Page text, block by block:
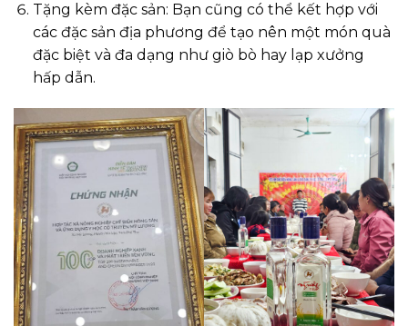
Tặng kèm đặc sản: Bạn cũng có thể kết hợp với
các đặc sản địa phương để tạo nên một món quà
đặc biệt và đa dạng như giò bò hay lạp xưởng
hấp dẫn.